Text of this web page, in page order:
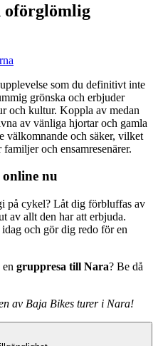
oförglömlig
som du definitivt inte
grönska och erbjuder
och kultur. Koppla av medan
av vänliga hjortar och gamla
välkomnande och säker, vilket
och ensamresenärer.
nu
på cykel? Låt dig förbluffas av
av allt den har att erbjuda.
och gör dig redo för en
gruppresa till Nara? Be då
av Baja Bikes turer i Nara!